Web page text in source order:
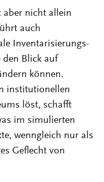
aber nicht allein
auch
Inventarisierungs-
den Blick auf
können.
institutionellen
löst, schafft
im simulierten
wenngleich nur als
Geflecht von